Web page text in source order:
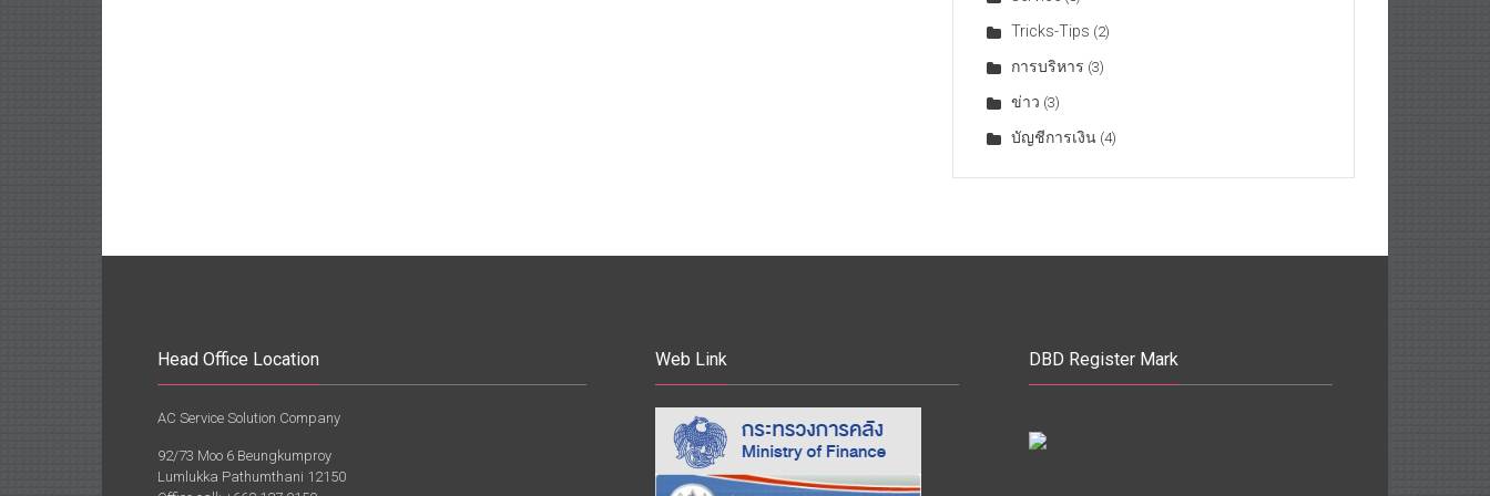
Tricks-Tips (2)
การบริหาร (3)
ข่าว (3)
บัญชีการเงิน (4)
Head Office Location
AC Service Solution Company
92/73 Moo 6 Beungkumproy
Lumlukka Pathumthani 12150
Web Link DBD Register Mark